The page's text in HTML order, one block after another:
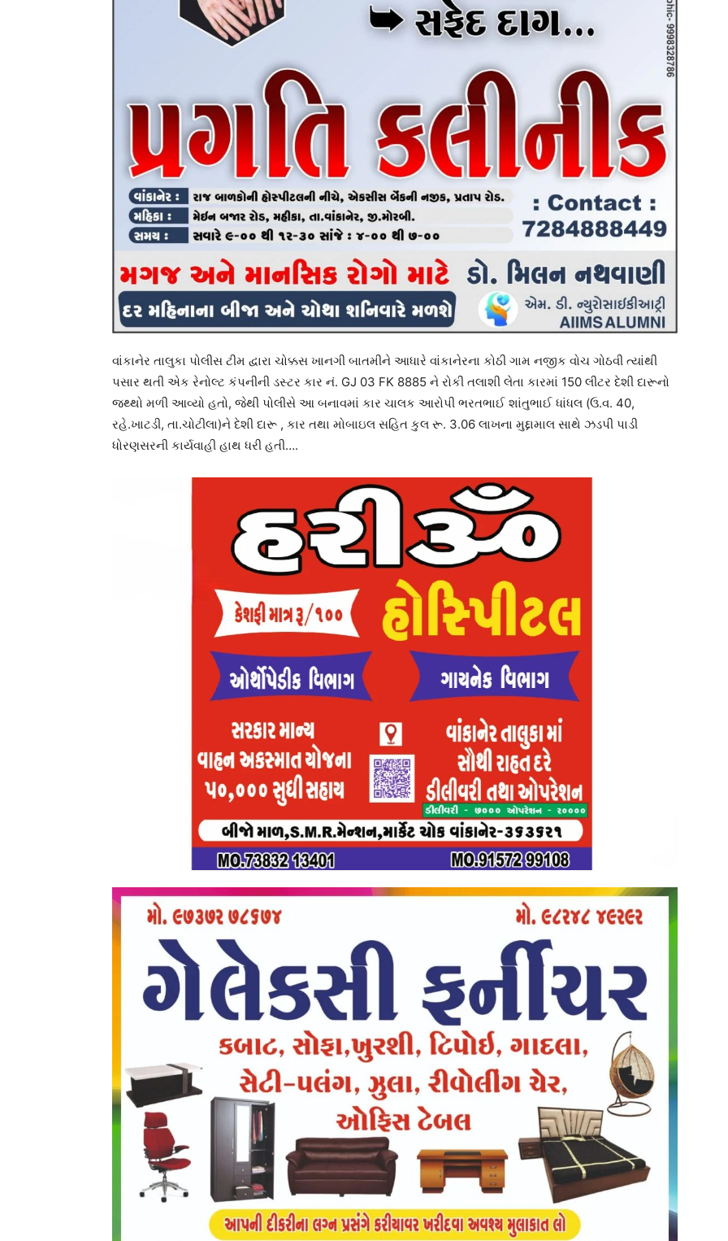
વાંકાનેર તાલુકા પોલીસ ટીમ દ્વારા ચોક્કસ ખાનગી બાતમીને આધારે વાંકાનેરના કોઠી ગામ નજીક વોચ ગોઠવી ત્યાંથી
પસાર થતી એક રેનોલ્ટ કંપનીની ડસ્ટર કાર નં. GJ 03 FK 8885 ને રોકી તલાશી લેતા કારમાં 150 લીટર દેશી દારૂનો
જથ્થો મળી આવ્યો હતો, જેથી પોલીસે આ બનાવમાં કાર ચાલક આરોપી ભરતભાઈ શાંતુભાઈ ધાંધલ (ઉ.વ. 40,
રહે.ખાટડી, તા.ચોટીલા)ને દેશી દારૂ , કાર તથા મોબાઇલ સહિત કુલ રૂ. 3.06 લાખના મુદ્દામાલ સાથે ઝડપી પાડી
ધોરણસરની કાર્યવાહી હાથ ધરી હતી….